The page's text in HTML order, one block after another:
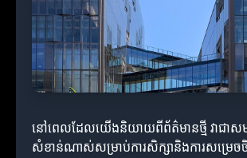
នៅពេលដែលយើងនិយាយពីព័ត៌មានថ្មី វាជា
សំខាន់ណាស់សម្រាប់ការសិក្សានិងការសម្រេចចិ